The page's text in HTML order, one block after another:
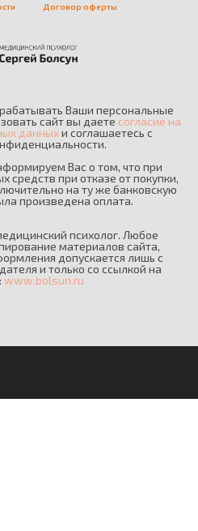
Договор оферты
Ваши персональные
сайт вы даете согласие на
данныхи соглашаетесь c
Вас о том, что при
средств при отказе от покупки,
на ту же банковскую
произведена оплата.
психолог. Любое
материалов сайта,
допускается лишь с
и только со ссылкой на
www.bolsun.ru